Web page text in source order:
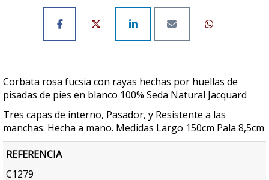
Corbata rosa fucsia con rayas hechas por huellas de
pisadas de pies en blanco 100% Seda Natural Jacquard
Tres capas de interno, Pasador, y Resistente a las
manchas. Hecha a mano. Medidas Largo 150cm Pala 8,5cm
REFERENCIA
C1279